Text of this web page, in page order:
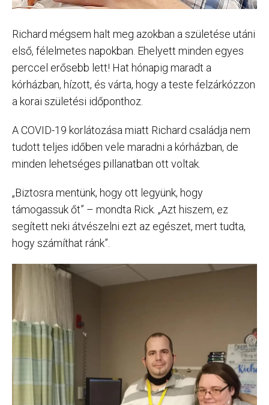
Richard mégsem halt meg azokban a születése utáni
első, félelmetes napokban. Ehelyett minden egyes
perccel erősebb lett! Hat hónapig maradt a
kórházban, hízott, és várta, hogy a teste felzárkózzon
a korai születési időponthoz.
A COVID-19 korlátozása miatt Richard családja nem
tudott teljes időben vele maradni a kórházban, de
minden lehetséges pillanatban ott voltak.
„Biztosra mentünk, hogy ott legyünk, hogy
támogassuk őt” – mondta Rick. „Azt hiszem, ez
segített neki átvészelni ezt az egészet, mert tudta,
hogy számíthat ránk”.